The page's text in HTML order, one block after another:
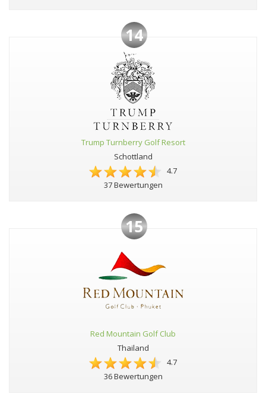
14
Trump Turnberry Golf Resort
Schottland
4.7
37 Bewertungen
15
Red Mountain Golf Club
Thailand
4.7
36 Bewertungen